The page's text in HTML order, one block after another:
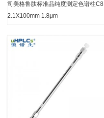
司美格鲁肽标准品纯度测定色谱柱C8
2.1X100mm 1.8μm